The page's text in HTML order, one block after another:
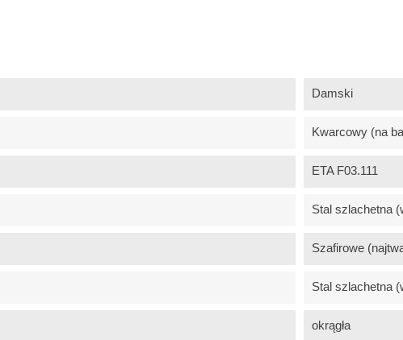
Damski
Kwarcowy (na
ETA F03.111
Stal szlachetna
Szafirowe
Stal szlachetna
okrągła